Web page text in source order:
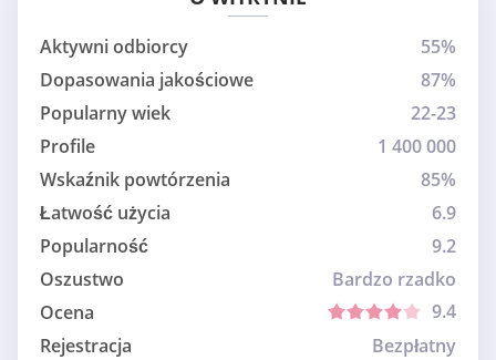
Aktywni odbiorcy
55%
Dopasowania jakościowe
87%
Popularny wiek
22-23
Profile
1 400 000
Wskaźnik powtórzenia
85%
Łatwość użycia
6.9
Popularność
9.2
Oszustwo
Bardzo rzadko
Ocena
9.4
Rejestracja
Bezpłatny